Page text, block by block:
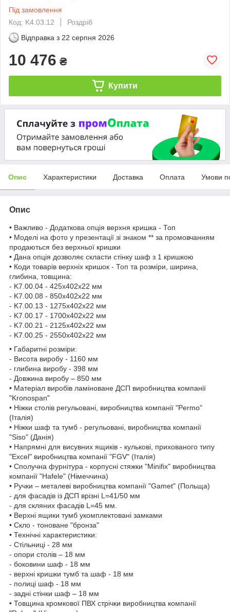
Під замовлення
Код: K4.03.12
Роздріб
Відправка з 22 серпня 2026
10 476 ₴
Купити
Опис Характеристики Доставка Оплата Умови
Опис
• Важливо - Додаткова опція верхня кришка - Топ
• Моделі на фото у презентації зі знаком ** за промовчанням
продаються без верхньої кришки
• Дана опція дозволяє скласти стінку шаф з 1 кришкою
• Коди товарів верхніх кришок - Топ та розміри, ширина,
глибина, товщина:
- K7.00.04 - 425х402х22 мм
- K7.00.08 - 850х402х22 мм
- K7.00.13 - 1275х402х22 мм
- K7.00.17 - 1700х402х22 мм
- K7.00.21 - 2125х402х22 мм
- K7.00.25 - 2550х402х22 мм
• Габаритні розміри:
- Висота виробу - 1160 мм
- глибина виробу - 398 мм
- Довжина виробу – 850 мм
• Матеріал виробів ламіноване ДСП виробництва компанії
"Kronospan"
• Ніжки столів регульовані, виробництва компанії "Permo"
(Італія)
• Ніжки шаф та тумб - регульовані, виробництва компанії
"Siso" (Данія)
• Напрямні для висувних ящиків - кулькові, прихованого типу
"Excel" виробництва компанії "FGV" (Італія)
• Сполучна фурнітура - корпусні стяжки "Minifix" виробництва
компанії "Hafele" (Німеччина)
• Ручки – металеві виробництва компанії "Gamet" (Польща)
- для фасадів із ДСП врізні L=41/50 мм
- для скляних фасадів L=45 мм.
• Верхні ящики тумб укомплектовані замками
• Скло - тоноване "бронза"
• Технічні характеристики:
- Стільниці - 28 мм
- опори столів – 18 мм
- боковини шаф - 18 мм
- верхні кришки тумб та шаф - 18 мм
- полиці шаф - 18 мм
- задні стінки шаф – 18 мм
• Товщина кромкової ПВХ стрічки виробництва компанії